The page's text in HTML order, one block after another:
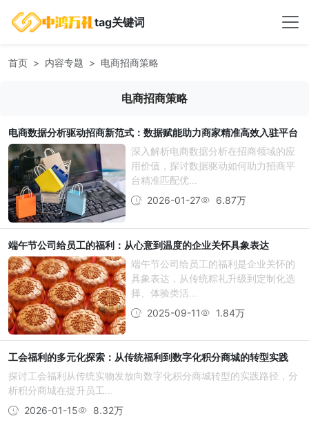
tag关键词
首页 内容专题 电商招商策略
电商招商策略
电商数据分析驱动招商新范式：数据赋能助力商家精准高效入驻平台
深入解析电商数据分析在招商领域的应
用价值，探讨数据驱动如何助力招商平
台精准匹配优...
2026-01-27
6.87万
端午节公司给员工的福利：从心意到温度的企业关怀具象表达
端午节公司给员工的福利是企业关怀的
具象表达，从传统粽礼升级到定制化选
择、体验类活...
2025-09-11
1.84万
工会福利的多元化探索：从传统福利到数字化积分商城的转型实践
探讨工会福利从传统实物发放向数字化积分商城转型的实践路径，分
析积分商城在提升员工...
2026-01-15
8.32万